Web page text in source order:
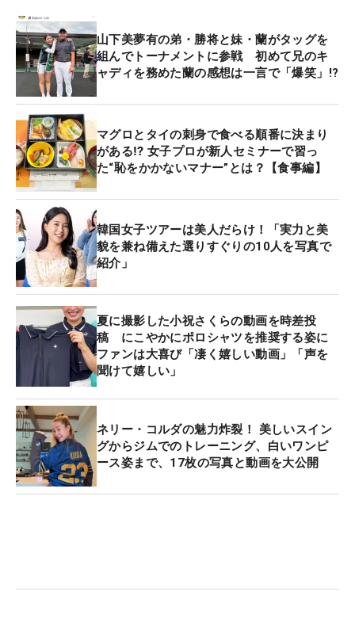
山下美夢有の弟・勝将と妹・蘭がタッグを
組んでトーナメントに参戦 初めて兄のキ
ャディを務めた蘭の感想は一言で「爆笑」!?
マグロとタイの刺身で食べる順番に決まり
がある⁉ 女子プロが新人セミナーで習っ
た“恥をかかないマナー”とは？【食事編】
韓国女子ツアーは美人だらけ！「実力と美
貌を兼ね備えた選りすぐりの10人を写真で
紹介」
夏に撮影した小祝さくらの動画を時差投
稿 にこやかにポロシャツを推奨する姿に
ファンは大喜び「凄く嬉しい動画」「声を
聞けて嬉しい」
ネリー・コルダの魅力炸裂！ 美しいスイン
グからジムでのトレーニング、白いワンピ
ース姿まで、17枚の写真と動画を大公開